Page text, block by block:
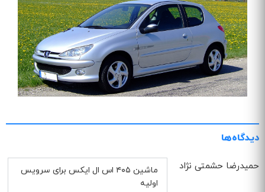
دیدگاه‌ها
حمیدرضا حشمتی نژاد
ماشین ۴۰۵ اس ال ایکس برای سرویس
اولیه